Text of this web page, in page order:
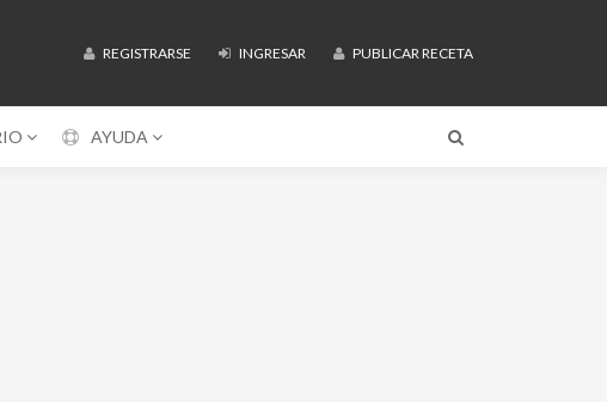
REGISTRARSE INGRESAR PUBLICAR RECETA
AYUDA